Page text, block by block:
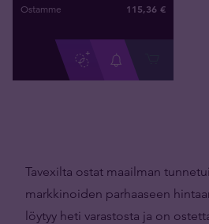
Ostamme 115,36 €
Tavexilta ostat maailman
markkinoiden parhaaseen
löytyy heti varastosta ja on